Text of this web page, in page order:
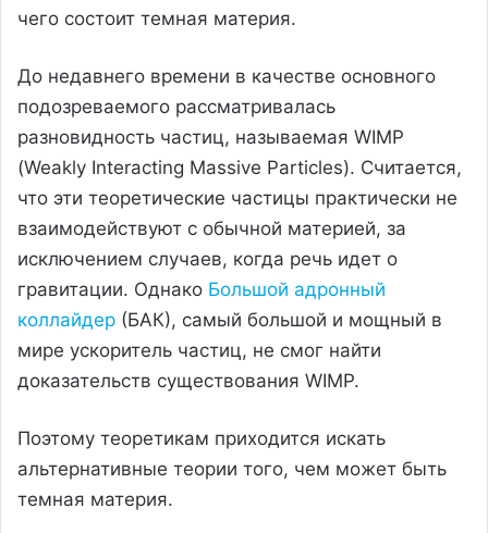
чего состоит темная материя.
До недавнего времени в качестве основного
подозреваемого рассматривалась
разновидность частиц, называемая WIMP
(Weakly Interacting Massive Particles). Считается,
что эти теоретические частицы практически не
взаимодействуют с обычной материей, за
исключением случаев, когда речь идет о
гравитации. Однако Большой адронный
коллайдер (БАК), самый большой и мощный в
мире ускоритель частиц, не смог найти
доказательств существования WIMP.
Поэтому теоретикам приходится искать
альтернативные теории того, чем может быть
темная материя.